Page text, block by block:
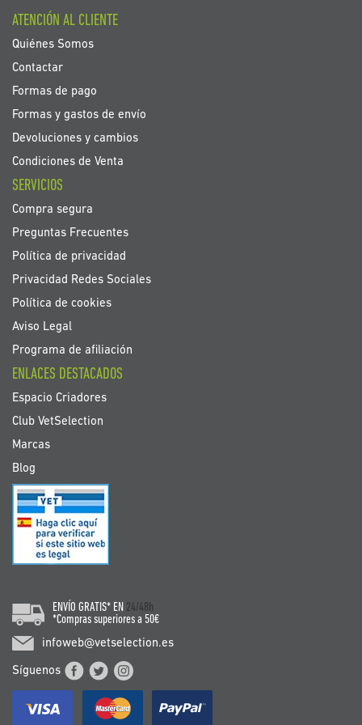
de
noticias:
ATENCIÓN AL CLIENTE
Quiénes Somos
Contactar
Formas de pago
Formas y gastos de envío
Devoluciones y cambios
Condiciones de Venta
SERVICIOS
Compra segura
Preguntas Frecuentes
Política de privacidad
Privacidad Redes Sociales
Política de cookies
Aviso Legal
Programa de afiliación
ENLACES DESTACADOS
Espacio Criadores
Club VetSelection
Marcas
Blog
ENVÍO GRATIS* EN 24/48h
*Compras superiores a 50€
infoweb@vetselection.es
Síguenos